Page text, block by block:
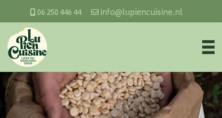
06 250 446 44 info@lupiencuisine.nl